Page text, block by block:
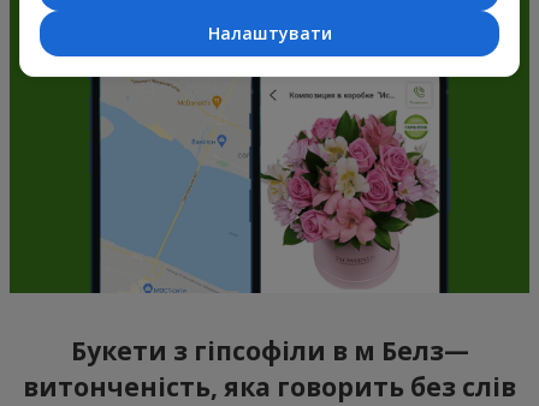
Букети з гіпсофіли в м Белз—
витонченість, яка говорить без слів
Налаштувати